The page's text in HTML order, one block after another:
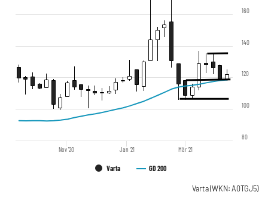
Varta GD 200
Nov '20 Jan '21 Mär '21
80
100
120
140
160
Varta(WKN: A0TGJ5)